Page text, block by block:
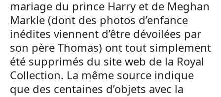
mariage du prince Harry et de Meghan
Markle (dont des photos d’enfance
inédites viennent d’être dévoilées par
son père Thomas) ont tout simplement
été supprimés du site web de la Royal
Collection. La même source indique
que des centaines d’objets avec la